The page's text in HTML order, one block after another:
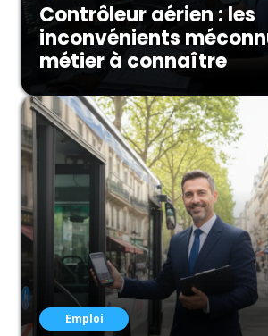
Contrôleur aérien : les
inconvénients
métier à connaître
Emploi